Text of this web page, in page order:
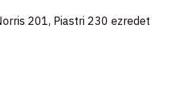
201, Piastri 230 ezredet